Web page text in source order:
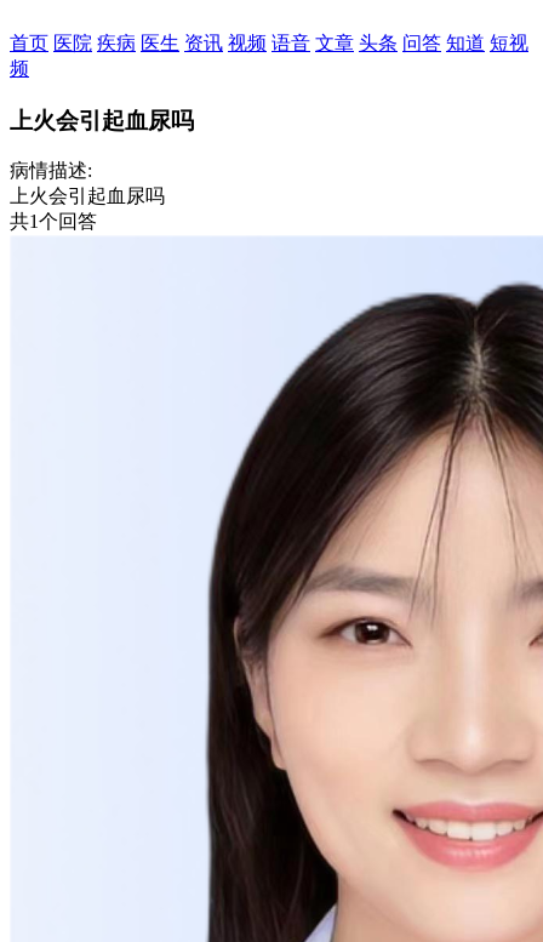
首页 医院 疾病 医生 资讯 视频 语音 文章 头条 问答 知道 短视
频
上火会引起血尿吗
病情描述:
上火会引起血尿吗
共1个回答